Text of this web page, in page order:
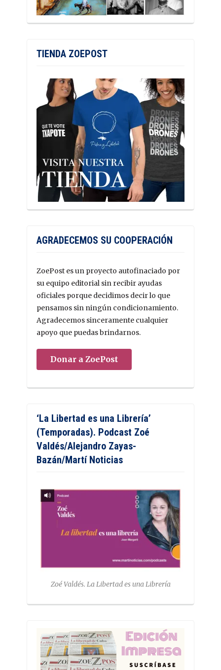
TIENDA ZOEPOST
AGRADECEMOS SU COOPERACIÓN
ZoePost es un proyecto autofinaciado por
su equipo editorial sin recibir ayudas
oficiales porque decidimos decir lo que
pensamos sin ningún condicionamiento.
Agradecemos sinceramente cualquier
apoyo que puedas brindarnos.
Donar a ZoePost
‘La Libertad es una Librería’
(Temporadas). Podcast Zoé
Valdés/Alejandro Zayas-
Bazán/Martí Noticias
Zoé Valdés. La Libertad es una Librería